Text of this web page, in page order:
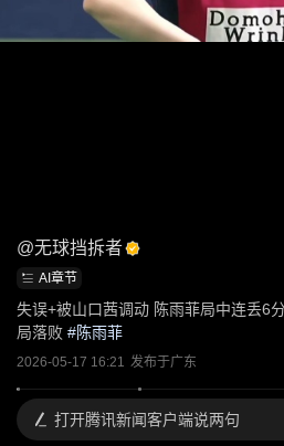
@无球挡拆者
AI章节
失误+被山口茜调动 陈雨菲局中连丢6
局落败 #陈雨菲
2026-05-17 16:21 发布于广东
打开腾讯新闻客户端说两句